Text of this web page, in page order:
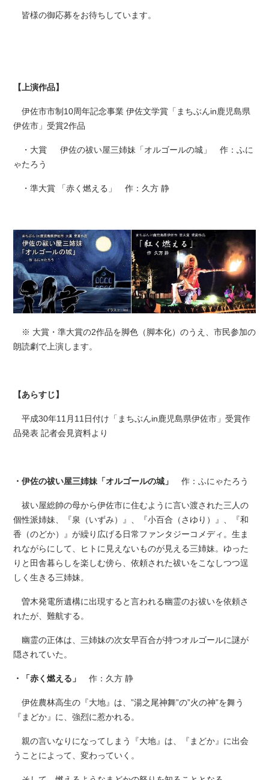
皆様の御応募をお待ちしています。
【上演作品】
伊佐市市制10周年記念事業 伊佐文学賞「まちぶんin鹿児島県
伊佐市」受賞2作品
・大賞 伊佐の祓い屋三姉妹「オルゴールの城」 作：ふに
ゃたろう
・準大賞 「赤く燃える」 作：久方 静
※ 大賞・準大賞の2作品を脚色（脚本化）のうえ、市民参加の
朗読劇で上演します。
【あらすじ】
平成30年11月11日付け「まちぶんin鹿児島県伊佐市」受賞作
品発表 記者会見資料より
・伊佐の祓い屋三姉妹「オルゴールの城」 作：ふにゃたろう
祓い屋総帥の母から伊佐市に住むように言い渡された三人の
個性派姉妹、『泉（いずみ）』、『小百合（さゆり）』、『和
香（のどか）』が繰り広げる日常ファンタジーコメディ。生ま
れながらにして、ヒトに見えないものが見える三姉妹。ゆった
りと田舎暮らしを楽しむ傍ら、依頼された祓いをこなしつつ逞
しく生きる三姉妹。
曽木発電所遺構に出現すると言われる幽霊のお祓いを依頼さ
れたが、難航する。
幽霊の正体は、三姉妹の次女早百合が持つオルゴールに謎が
隠されていた。
・「赤く燃える」 作：久方 静
伊佐農林高生の『大地』は、”湯之尾神舞”の”火の神”を舞う
『まどか』に、強烈に惹かれる。
親の言いなりになってしまう『大地』は、『まどか』に出会
うことによって、変わっていく。